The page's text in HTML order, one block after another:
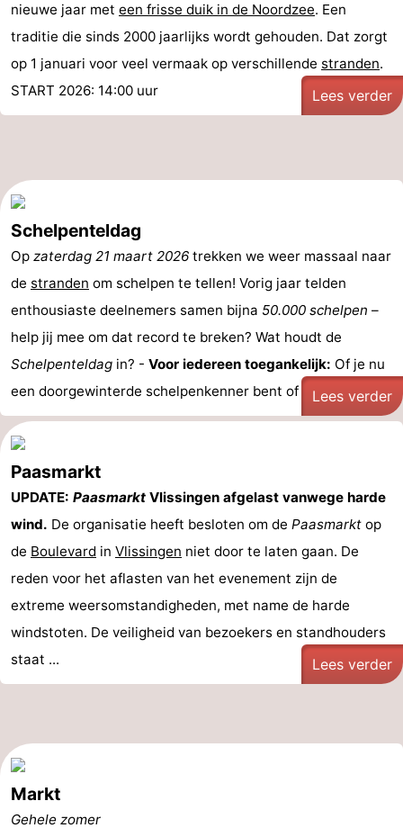
nieuwe jaar met een frisse duik in de Noordzee. Een
traditie die sinds 2000 jaarlijks wordt gehouden. Dat zorgt
op 1 januari voor veel vermaak op verschillende stranden.
START 2026: 14:00 uur
Lees verder
Schelpenteldag
Op zaterdag 21 maart 2026 trekken we weer massaal naar
de stranden om schelpen te tellen! Vorig jaar telden
enthousiaste deelnemers samen bijna 50.000 schelpen –
help jij mee om dat record te breken? Wat houdt de
Schelpenteldag in? - Voor iedereen toegankelijk: Of je nu
een doorgewinterde schelpenkenner bent of voor het ...
Lees verder
Paasmarkt
UPDATE: Paasmarkt Vlissingen afgelast vanwege harde
wind. De organisatie heeft besloten om de Paasmarkt op
de Boulevard in Vlissingen niet door te laten gaan. De
reden voor het aflasten van het evenement zijn de
extreme weersomstandigheden, met name de harde
windstoten. De veiligheid van bezoekers en standhouders
staat ...
Lees verder
Markt
Gehele zomer